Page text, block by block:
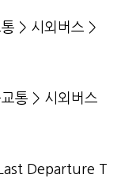
> 시외버스 >
통 > 시외버스
Departure T